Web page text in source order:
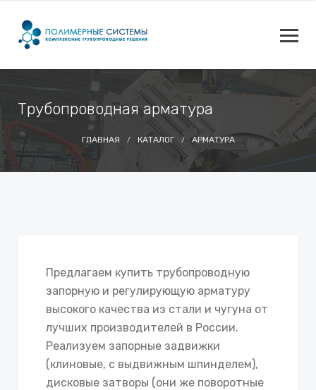
Трубопроводная арматура
ГЛАВНАЯ КАТАЛОГ АРМАТУРА
Предлагаем купить трубопроводную
запорную и регулирующую арматуру
высокого качества из стали и чугуна от
лучших производителей в России.
Реализуем запорные задвижки
(клиновые, с выдвижным шпинделем),
дисковые затворы (они же поворотные